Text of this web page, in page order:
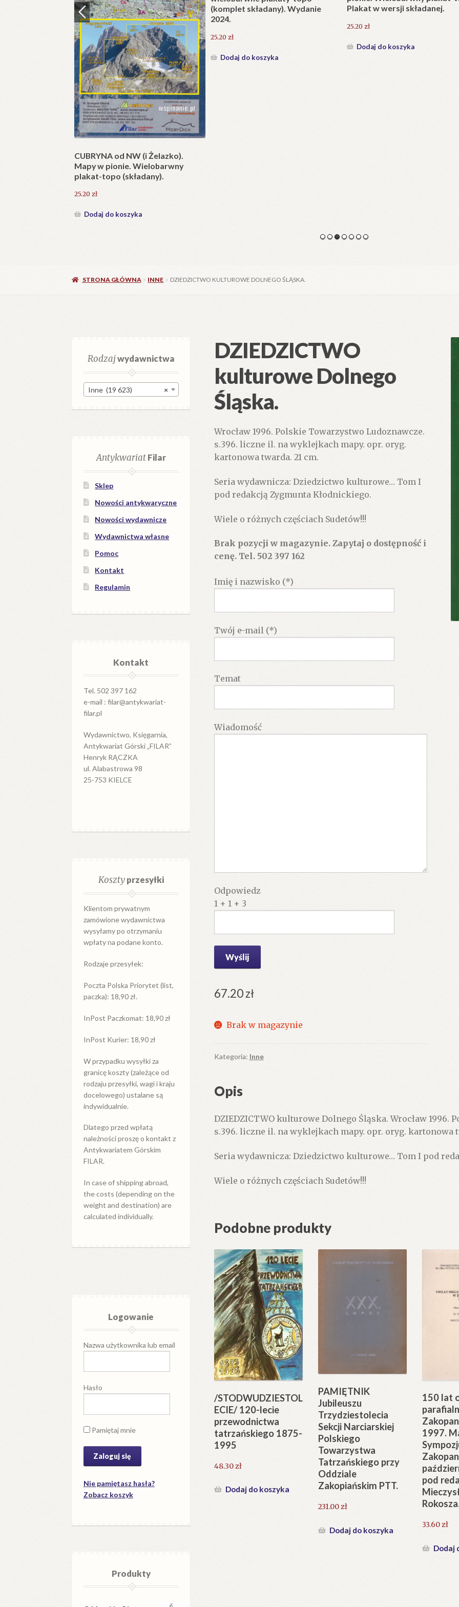
CUBRYNA od NW (i Żelazko).
Mapy w pionie. Wielobarwny
plakat-topo (składany).
25.20zł
Dodaj do koszyka
(komplet składany). Wydanie
2024.
25.20zł
Dodaj do koszyka
Plakat w wersji składanej.
25.20 zł
Dodaj do koszyka
STRONA GŁÓWNA INNE DZIEDZICTWO KULTUROWE DOLNEGO ŚLĄSKA.
DZIEDZICTWO
kulturowe Dolnego
Śląska.
Wrocław 1996. Polskie Towarzystwo Ludoznawcze.
s.396. liczne il. na wyklejkach mapy. opr. oryg.
kartonowa twarda. 21 cm.
Seria wydawnicza: Dziedzictwo kulturowe… Tom I
pod redakcją Zygmunta Kłodnickiego.
Wiele o różnych częściach Sudetów!!!
Brak pozycji w magazynie. Zapytaj o dostępność i
cenę. Tel. 502 397 162
Imię i nazwisko (*)
Twój e-mail (*)
Temat
Wiadomość
Odpowiedz
1 + 1 + 3
67.20zł
Brak w magazynie
Kategoria: Inne
Opis
DZIEDZICTWO kulturowe Dolnego Śląska. Wrocław 1996.
s.396. liczne il. na wyklejkach mapy. opr. oryg. kartonowa
Seria wydawnicza: Dziedzictwo kulturowe… Tom I pod
Wiele o różnych częściach Sudetów!!!
Podobne produkty
/STODWUDZIESTOL
ECIE/ 120-lecie
przewodnictwa
tatrzańskiego 1875-
1995
48.30zł
Dodaj do koszyka
PAMIĘTNIK
Jubileuszu
Trzydziestolecia
Sekcji Narciarskiej
Polskiego
Towarzystwa
Tatrzańskiego przy
Oddziale
Zakopiańskim PTT.
231.00zł
Dodaj do koszyka
150 lat
1997.
pod
33.60zł
Dodaj
Rodzajwydawnictwa
×
Inne (19 623)
AntykwariatFilar
Sklep
Nowości antykwaryczne
Nowości wydawnicze
Wydawnictwa własne
Pomoc
Kontakt
Regulamin
Kontakt
Tel. 502 397 162
e-mail : filar@antykwariat-
filar.pl
Wydawnictwo, Księgarnia,
Antykwariat Górski „FILAR”
Henryk RĄCZKA
ul. Alabastrowa 98
25-753 KIELCE
Kosztyprzesyłki
Klientom prywatnym
zamówione wydawnictwa
wysyłamy po otrzymaniu
wpłaty na podane konto.
Rodzaje przesyłek:
Poczta Polska Priorytet (list,
paczka): 18,90 zł.
InPost Paczkomat: 18,90 zł
InPost Kurier: 18,90 zł
W przypadku wysyłkiza
granicękoszty (zależące od
rodzaju przesyłki, wagi i kraju
docelowego) ustalane są
indywidualnie.
Dlatego przed wpłatą
należności proszę o kontakt z
Antykwariatem Górskim
FILAR.
In case of shipping abroad,
the costs (depending on the
weight and destination) are
calculated individually.
Logowanie
Nazwa użytkownika lub email
Hasło
Pamiętaj mnie
Nie pamiętasz hasła?
Zobacz koszyk
Produkty